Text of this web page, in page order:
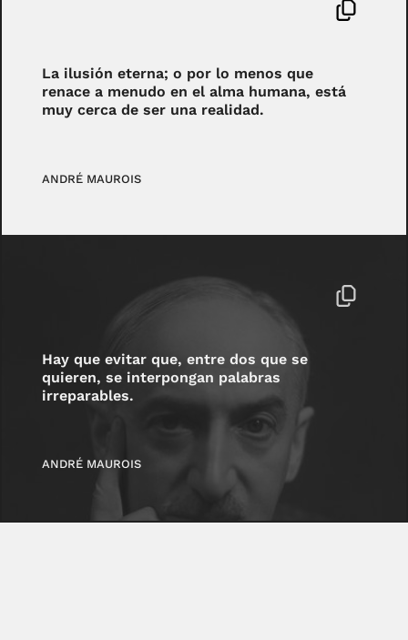
La ilusión eterna; o por lo menos que
renace a menudo en el alma humana, está
muy cerca de ser una realidad.
ANDRÉ MAUROIS
Hay que evitar que, entre dos que se
quieren, se interpongan palabras
irreparables.
ANDRÉ MAUROIS